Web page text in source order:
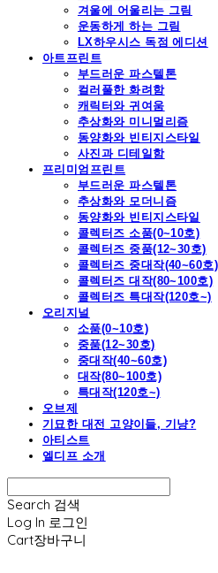
겨울에 어울리는 그림
운동하게 하는 그림
LX하우시스 독점 에디션
아트프린트
부드러운 파스텔톤
컬러풀한 화려함
캐릭터와 귀여움
추상화와 미니멀리즘
동양화와 빈티지스타일
사진과 디테일함
프리미엄프린트
부드러운 파스텔톤
추상화와 모더니즘
동양화와 빈티지스타일
콜렉터즈 소품(0~10호)
콜렉터즈 중품(12~30호)
콜렉터즈 중대작(40~60호)
콜렉터즈 대작(80~100호)
콜렉터즈 특대작(120호~)
오리지널
소품(0~10호)
중품(12~30호)
중대작(40~60호)
대작(80~100호)
특대작(120호~)
오브제
기묘한 대전 고양이들, 기냥?
아티스트
엘디프 소개
Search 검색
Log In 로그인
Cart장바구니